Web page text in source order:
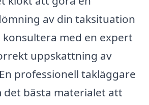
av din taksituation
med en expert
uppskattning av
professionell takläggare
det bästa materialet att